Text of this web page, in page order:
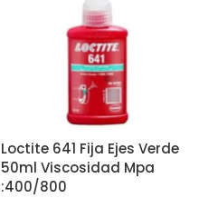
Loctite 641 Fija Ejes Verde
50ml Viscosidad Mpa
:400/800